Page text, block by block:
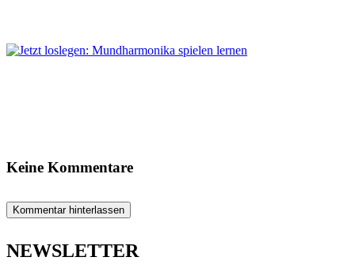
Keine Kommentare
Kommentar hinterlassen
NEWSLETTER